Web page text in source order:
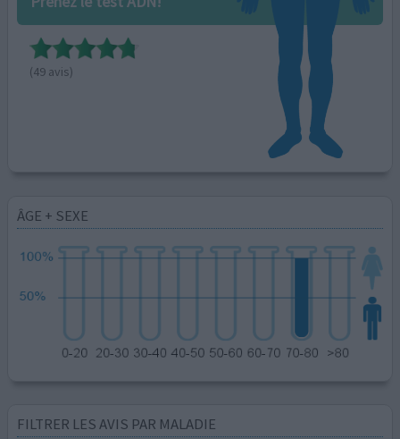
(49 avis)
ÂGE + SEXE
FILTRER LES AVIS PAR MALADIE